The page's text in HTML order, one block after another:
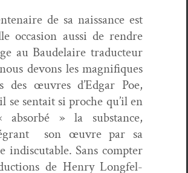
de sa nais­sance est
occa­sion aus­si de ren­dre
au Baude­laire tra­duc­teur
devons les mag­nifiques
des œuvres d’Edgar Poe,
se sen­tait si proche qu’il en
absorbé » la sub­stance,
son œuvre par sa
indis­cutable. Sans compter
de Hen­ry Longfel­